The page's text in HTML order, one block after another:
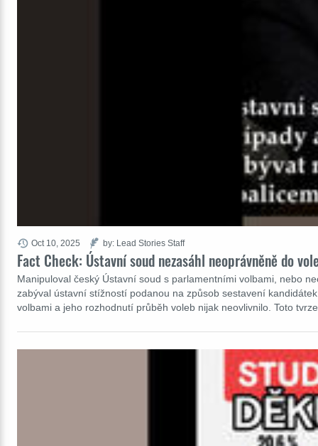
Fact Check: Ústavní soud nezasáhl neoprávněně do
Manipuloval český Ústavní soud s parlamentními volbami, nebo
zabýval ústavní stížností podanou na způsob sestavení
volbami a jeho rozhodnutí průběh voleb nijak neovlivnilo. Toto
Oct 10, 2025 by: Lead Stories Staff